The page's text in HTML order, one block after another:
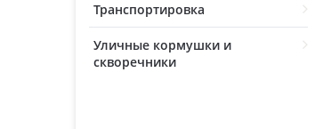
Транспортировка
Уличные кормушки и
скворечники